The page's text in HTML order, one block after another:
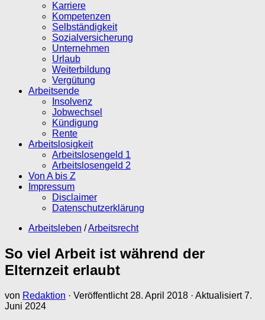
Karriere
Kompetenzen
Selbständigkeit
Sozialversicherung
Unternehmen
Urlaub
Weiterbildung
Vergütung
Arbeitsende
Insolvenz
Jobwechsel
Kündigung
Rente
Arbeitslosigkeit
Arbeitslosengeld 1
Arbeitslosengeld 2
Von A bis Z
Impressum
Disclaimer
Datenschutzerklärung
Arbeitsleben /Arbeitsrecht
So viel Arbeit ist während der
Elternzeit erlaubt
von Redaktion · Veröffentlicht 28. April 2018 · Aktualisiert7.
Juni 2024